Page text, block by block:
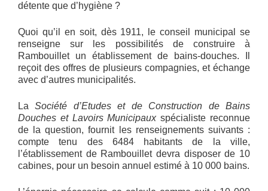
détente que d’hygiène ?
Quoi qu’il en soit, dès 1911, le conseil municipal se
renseigne sur les possibilités de construire à
Rambouillet un établissement de bains-douches. Il
reçoit des offres de plusieurs compagnies, et échange
avec d’autres municipalités.
LaSociété d’Etudes et de Construction de Bains
Douches et Lavoirs Municipauxspécialiste reconnue
de la question, fournit les renseignements suivants :
compte tenu des 6484 habitants de la ville,
l’établissement de Rambouillet devra disposer de 10
cabines, pour un besoin annuel estimé à 10 000 bains.